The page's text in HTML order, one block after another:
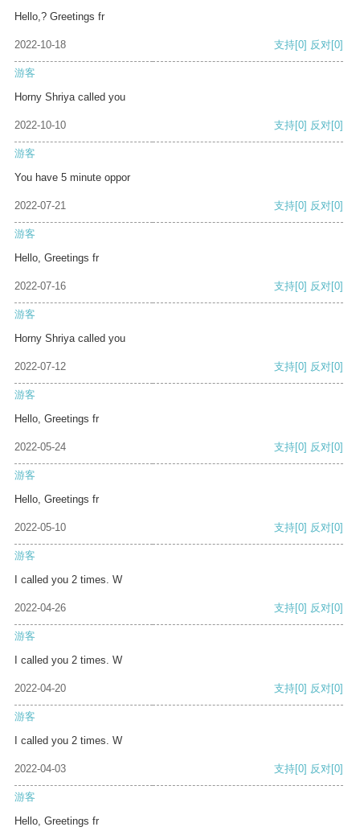
Hello,? Greetings fr
2022-10-18 支持[0] 反对[0]
游客
Horny Shriya called you
2022-10-10 支持[0] 反对[0]
游客
You have 5 minute oppor
2022-07-21 支持[0] 反对[0]
游客
Hello, Greetings fr
2022-07-16 支持[0] 反对[0]
游客
Horny Shriya called you
2022-07-12 支持[0] 反对[0]
游客
Hello, Greetings fr
2022-05-24 支持[0] 反对[0]
游客
Hello, Greetings fr
2022-05-10 支持[0] 反对[0]
游客
I called you 2 times. W
2022-04-26 支持[0] 反对[0]
游客
I called you 2 times. W
2022-04-20 支持[0] 反对[0]
游客
I called you 2 times. W
2022-04-03 支持[0] 反对[0]
游客
Hello, Greetings fr